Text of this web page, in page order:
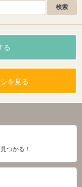
る
を見る
つかる！